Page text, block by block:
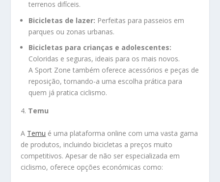
terrenos difíceis.
Bicicletas de lazer: Perfeitas para passeios em
parques ou zonas urbanas.
Bicicletas para crianças e adolescentes:
Coloridas e seguras, ideais para os mais novos.
A Sport Zone também oferece acessórios e peças de
reposição, tornando-a uma escolha prática para
quem já pratica ciclismo.
4. Temu
A Temu é uma plataforma online com uma vasta gama
de produtos, incluindo bicicletas a preços muito
competitivos. Apesar de não ser especializada em
ciclismo, oferece opções económicas como: